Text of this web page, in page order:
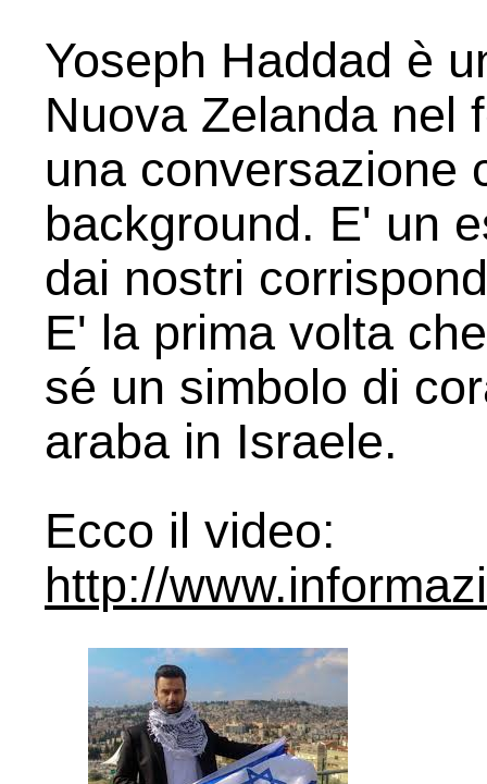
Yoseph Haddad è
Nuova Zelanda nel
una conversazione
background. E' un
dai nostri
E' la prima volta
sé un simbolo di
araba in Israele.
Ecco il video:
http://